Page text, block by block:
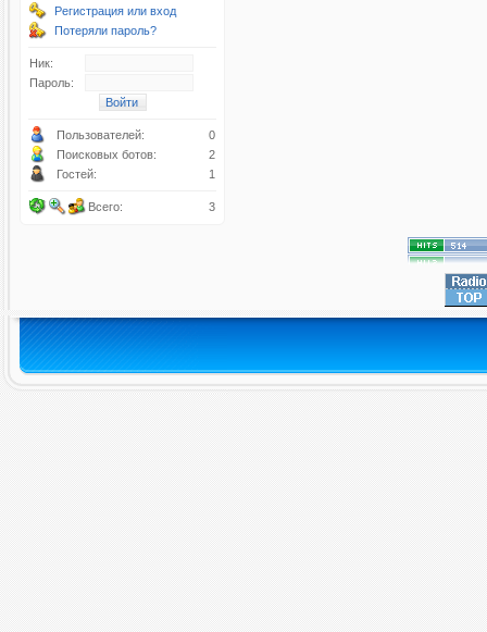
Регистрация или вход
Потеряли пароль?
Ник:
Пароль:
Пользователей:
0
Поисковых ботов:
2
Гостей:
1
Всего: 3